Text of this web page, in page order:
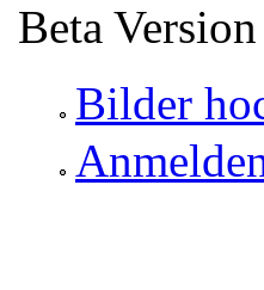
Direkt zum Inhalt
Beta Version
Bilder